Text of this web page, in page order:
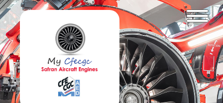
Aller
au
contenu
principal